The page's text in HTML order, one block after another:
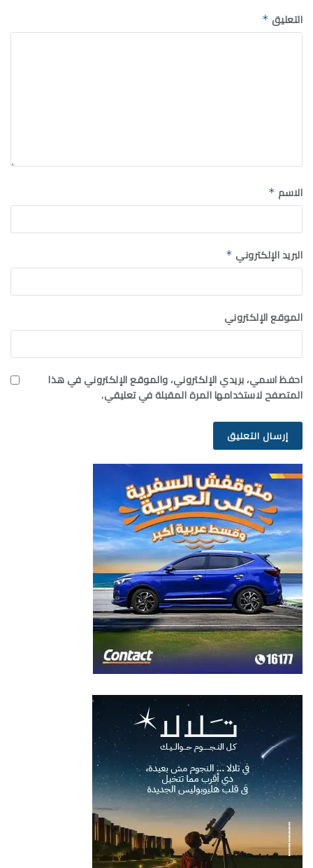
التعليق *
الاسم *
البريد الإلكتروني *
الموقع الإلكتروني
احفظ اسمي، بريدي الإلكتروني، والموقع الإلكتروني في هذا
المتصفح لاستخدامها المرة المقبلة في تعليقي.